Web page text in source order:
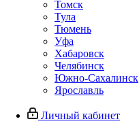
Томск
Тула
Тюмень
Уфа
Хабаровск
Челябинск
Южно-Сахалинск
Ярославль
Личный кабинет